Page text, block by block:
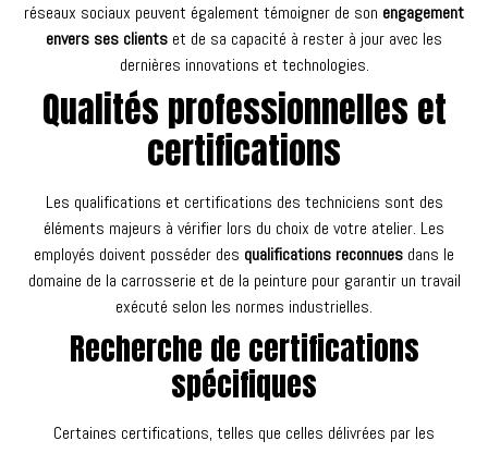
réseaux sociaux peuvent également témoigner de son engagement
envers ses clients et de sa capacité à rester à jour avec les
dernières innovations et technologies.
Qualités professionnelles et
certifications
Les qualifications et certifications des techniciens sont des
éléments majeurs à vérifier lors du choix de votre atelier. Les
employés doivent posséder des qualifications reconnues dans le
domaine de la carrosserie et de la peinture pour garantir un travail
exécuté selon les normes industrielles.
Recherche de certifications
spécifiques
Certaines certifications, telles que celles délivrées par les